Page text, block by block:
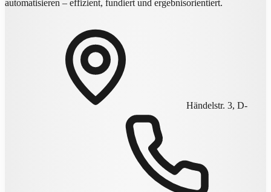
automatisieren – effizient, fundiert und ergebnisorientiert.
Händelstr. 3, D-